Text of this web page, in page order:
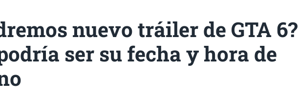
nuevo tráiler de GTA 6?
ser su fecha y hora de